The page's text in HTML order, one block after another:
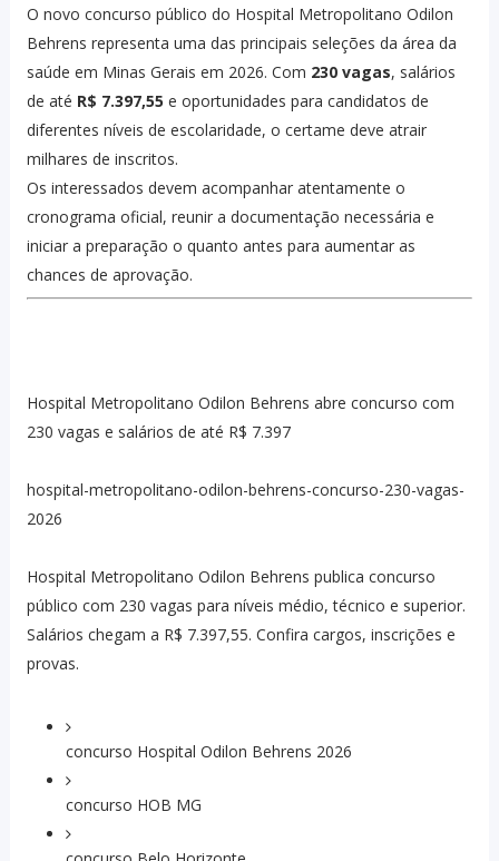
O novo concurso público do Hospital Metropolitano Odilon
Behrens representa uma das principais seleções da área da
saúde em Minas Gerais em 2026. Com 230 vagas, salários
de até R$ 7.397,55 e oportunidades para candidatos de
diferentes níveis de escolaridade, o certame deve atrair
milhares de inscritos.
Os interessados devem acompanhar atentamente o
cronograma oficial, reunir a documentação necessária e
iniciar a preparação o quanto antes para aumentar as
chances de aprovação.
Hospital Metropolitano Odilon Behrens abre concurso com
230 vagas e salários de até R$ 7.397
hospital-metropolitano-odilon-behrens-concurso-230-vagas-
2026
Hospital Metropolitano Odilon Behrens publica concurso
público com 230 vagas para níveis médio, técnico e superior.
Salários chegam a R$ 7.397,55. Confira cargos, inscrições e
provas.
concurso Hospital Odilon Behrens 2026
concurso HOB MG